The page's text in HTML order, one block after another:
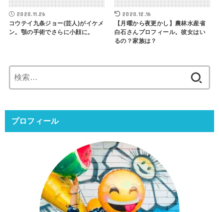
2020.11.26
コウテイ九条ジョー(芸人)がイケメ
ン。顎の手術でさらに小顔に。
2020.12.16
【月曜から夜更かし】農林水産省
白石さんプロフィール。彼女はい
るの？家族は？
索:
プロフィール